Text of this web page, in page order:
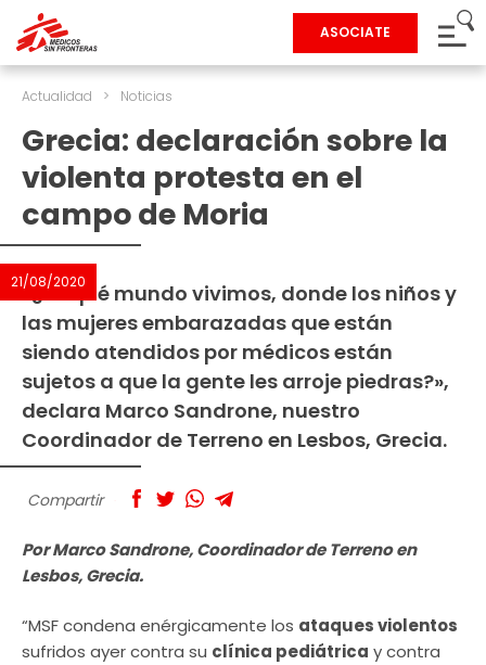
ASOCIATE
Actualidad > Noticias
Grecia: declaración sobre la
violenta protesta en el
campo de Moria
21/08/2020
«¿En qué mundo vivimos, donde los niños y
las mujeres embarazadas que están
siendo atendidos por médicos están
sujetos a que la gente les arroje piedras?»,
declara Marco Sandrone, nuestro
Coordinador de Terreno en Lesbos, Grecia.
Compartir
Por Marco Sandrone, Coordinador de Terreno en
Lesbos, Grecia.
“MSF condena enérgicamente los ataques violentos
sufridos ayer contra su clínica pediátrica y contra